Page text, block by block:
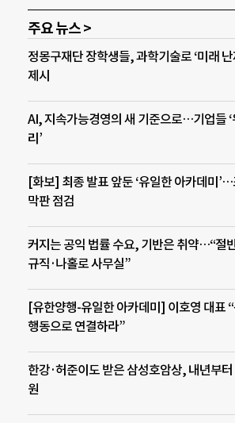
주요 뉴스 >
정몽구재단 장학생들, 과학기술로 ‘미래 난
제시
AI, 지속가능경영의 새 기준으로…기업들 ‘
리’
[화보] 최종 발표 앞둔 ‘유일한 아카데미
막판 점검
커지는 공익 법률 수요, 기반은 취약…“절
규직·나홀로 사무실”
[유한양행-유일한 아카데미] 이호영 대표
행동으로 연결하라”
한강·허준이도 받은 삼성호암상, 내년부터
원